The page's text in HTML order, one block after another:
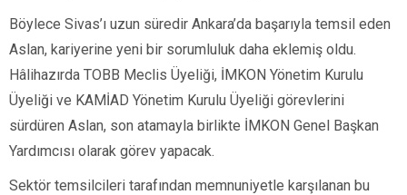
Böylece Sivas’ı uzun süredir Ankara’da başarıyla temsil eden
Aslan, kariyerine yeni bir sorumluluk daha eklemiş oldu.
Hâlihazırda TOBB Meclis Üyeliği, İMKON Yönetim Kurulu
Üyeliği ve KAMİAD Yönetim Kurulu Üyeliği görevlerini
sürdüren Aslan, son atamayla birlikte İMKON Genel Başkan
Yardımcısı olarak görev yapacak.
Sektör temsilcileri tarafından memnuniyetle karşılanan bu